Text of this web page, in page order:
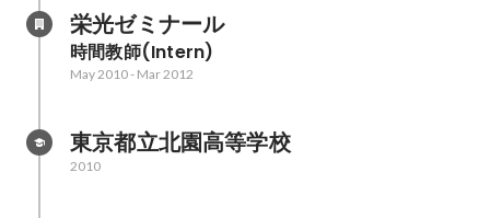
栄光ゼミナール
時間教師(Intern)
May 2010- Mar 2012
東京都立北園高等学校
2010